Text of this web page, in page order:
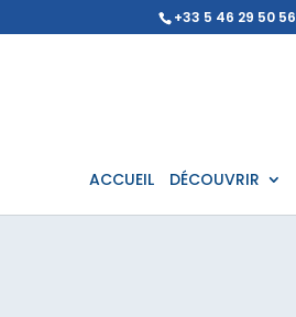
+33 5 46 29 50 56
ACCUEIL DÉCOUVRIR